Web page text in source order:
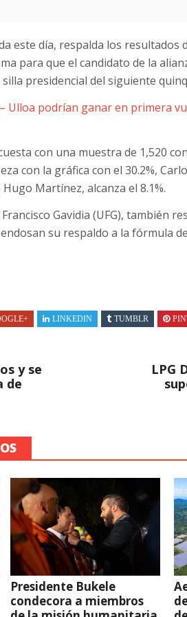
este día, respalda los resultados
para que el candidato de la
presidencial del siguiente
Ulloa podrían ganar en primera
con una muestra de 1,520
con la gráfica con el 30.2%,
Martínez, alcanza el 8.1%.
Gavidia (UFG), también
su respaldo a la fórmula
LINKEDIN TUMBLR
y se
de
LPG
Presidente Bukele
condecora a miembros